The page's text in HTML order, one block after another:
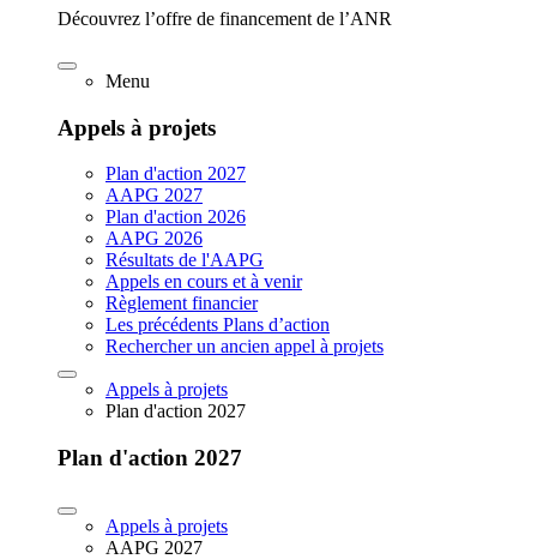
Découvrez l’offre de financement de l’ANR
Menu
Appels à projets
Plan d'action 2027
AAPG 2027
Plan d'action 2026
AAPG 2026
Résultats de l'AAPG
Appels en cours et à venir
Règlement financier
Les précédents Plans d’action
Rechercher un ancien appel à projets
Appels à projets
Plan d'action 2027
Plan d'action 2027
Appels à projets
AAPG 2027